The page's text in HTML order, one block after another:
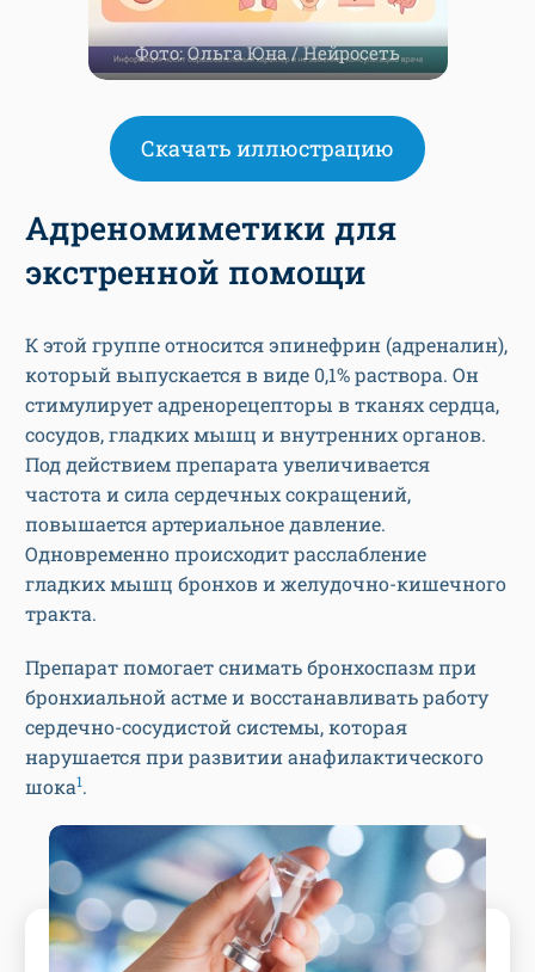
Фото: Ольга Юна / Нейросеть
Скачать иллюстрацию
Адреномиметики для
экстренной помощи
К этой группе относится эпинефрин (адреналин),
который выпускается в виде 0,1% раствора. Он
стимулирует адренорецепторы в тканях сердца,
сосудов, гладких мышц и внутренних органов.
Под действием препарата увеличивается
частота и сила сердечных сокращений,
повышается артериальное давление.
Одновременно происходит расслабление
гладких мышц бронхов и желудочно-кишечного
тракта.
Препарат помогает снимать бронхоспазм при
бронхиальной астме и восстанавливать работу
сердечно-сосудистой системы, которая
нарушается при развитии анафилактического
шока1.